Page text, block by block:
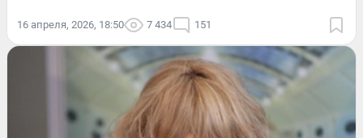
16 апреля, 2026, 18:50 7 434 151